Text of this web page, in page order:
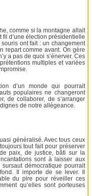
comme si la montagne allait
d’une élection présidentielle
ont fait : un changement
repart comme avant. On gère
a pas de quoi s’énerver. Ces
multiples et variées
d’un monde qui pourrait
populaires ne changeront
de collaborer, de s’arranger
de notre allégeance.
généralisé. Avec tous ceux
tout fait pour préserver
paix, de justice, bâti sur la
sont à laisser aux
sursaut démocratique pourrait
Il importe de se lever. Il
du pire pour réveiller ces
qu’elles sont porteuses